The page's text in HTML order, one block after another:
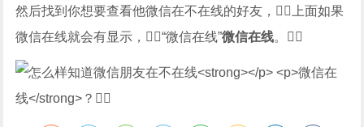
然后找到你想要查看他微信在不在线的好友，上面如果
微信在线就会有显示，“微信在线”微信在线。